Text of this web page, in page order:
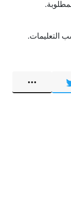
التعليمات.